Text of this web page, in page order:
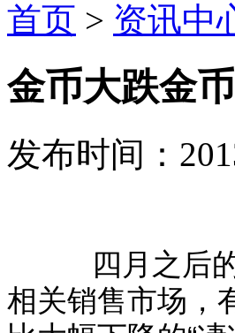
首页 > 资讯中
金币大跌金
发布时间：
四月之后的
相关销售市场，